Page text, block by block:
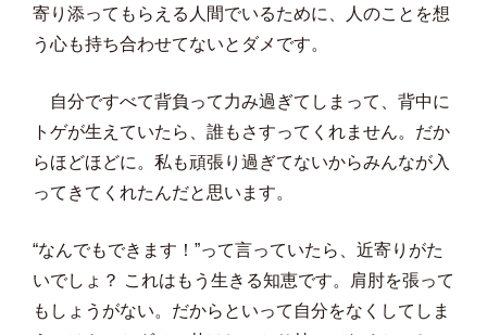
寄り添ってもらえる人間でいるために、人のことを想
う心も持ち合わせてないとダメです。
自分ですべて背負って力み過ぎてしまって、背中に
トゲが生えていたら、誰もさすってくれません。だか
らほどほどに。私も頑張り過ぎてないからみんなが入
ってきてくれたんだと思います。
“なんでもできます！”って言っていたら、近寄りがた
いでしょ？ これはもう生きる知恵です。肩肘を張って
もしょうがない。だからといって自分をなくしてしま